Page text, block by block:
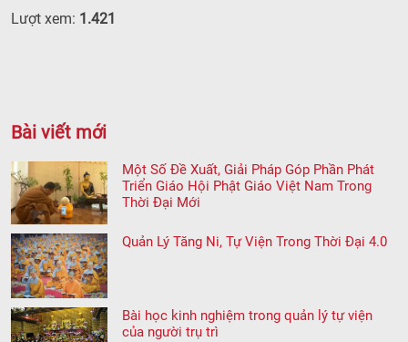
Lượt xem: 1.421
Bài viết mới
Một Số Đề Xuất, Giải Pháp Góp Phần Phát
Triển Giáo Hội Phật Giáo Việt Nam Trong
Thời Đại Mới
Quản Lý Tăng Ni, Tự Viện Trong Thời Đại 4.0
Bài học kinh nghiệm trong quản lý tự viện
của người trụ trì